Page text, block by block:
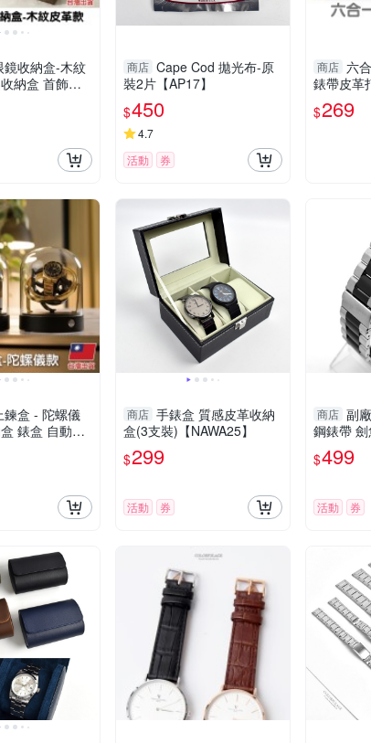
鏡收納盒-木紋
-輕居家8786
商店 Cape Cod 拋光布-原
裝2片【AP17】
$450
4.7
活動
券
商店 六
錶帶皮革
雞眼釘
機打洞器-
$269
鍊盒 - 陀螺儀
錶盒 自動上
自動上鍊機-
商店 手錶盒 質感皮革收納
盒(3支裝)【NAWA25】
$299
活動 券
商店 副
鋼錶帶 劍
$499
活動 券